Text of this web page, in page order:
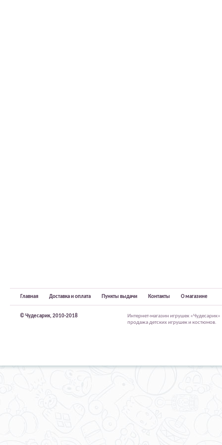
Главная Доставка и оплата Пункты выдачи Контакты О магазине
© Чудесарик, 2010-2018
Интернет-магазин игрушек
продажа детских игрушек и костюмов.